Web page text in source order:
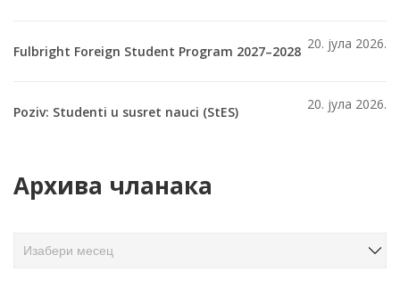
Fulbright Foreign Student Program 2027–2028 20. јула 2026.
Poziv: Studenti u susret nauci (StES) 20. јула 2026.
Архива чланака